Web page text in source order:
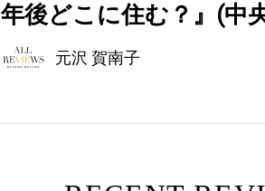
年後どこに住む？』(中
元沢 賀南子